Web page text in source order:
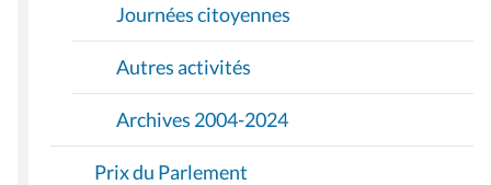
Journées citoyennes
Autres activités
Archives 2004-2024
Prix du Parlement